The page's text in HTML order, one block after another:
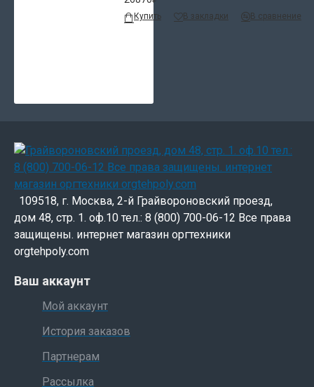
Купить В закладки В сравнение
109518, г. Москва, 2-й Грайвороновский проезд,
дом 48, стр. 1. оф.10 тел.: 8 (800) 700-06-12 Все права
защищены. интернет магазин оргтехники
orgtehpoly.com
Ваш аккаунт
Мой аккаунт
История заказов
Партнерам
Рассылка